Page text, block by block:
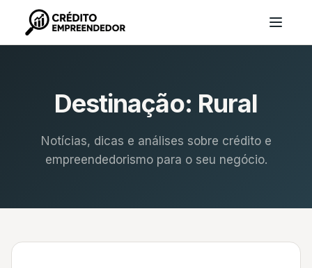
Destinação: Rural
Notícias, dicas e análises sobre crédito e
empreendedorismo para o seu negócio.